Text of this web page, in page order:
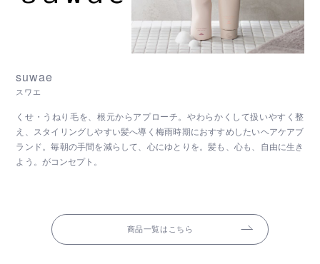
suwae
スワエ
くせ・うねり毛を、根元からアプローチ。やわらかくして扱いやすく整
え、スタイリングしやすい髪へ導く梅雨時期におすすめしたいヘアケアブ
ランド。毎朝の手間を減らして、心にゆとりを。髪も、心も、自由に生き
よう。がコンセプト。
商品一覧はこちら